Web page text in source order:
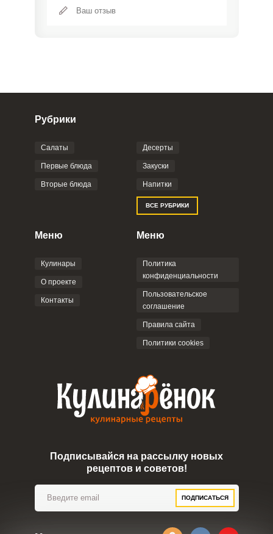
Фото до 4 шт, до 5 mb
Отправляя эту форму, вы соглашаетесь с
Политикой
Пользовательским
соглашением
Рубрики
Салаты
Первые блюда
Вторые блюда
Десерты
Закуски
Напитки
ВСЕ РУБРИКИ
Меню
Кулинары
О проекте
Контакты
Меню
Политика
конфиденциальности
Пользовательское
соглашение
Правила сайта
Политики cookies
Подписывайся на рассылку новых
рецептов и советов!
ПОДПИСАТЬСЯ